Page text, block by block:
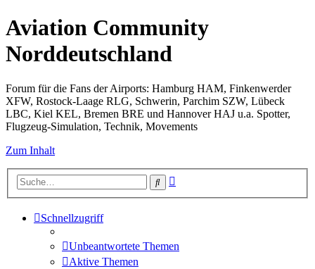
Aviation Community
Norddeutschland
Forum für die Fans der Airports: Hamburg HAM, Finkenwerder
XFW, Rostock-Laage RLG, Schwerin, Parchim SZW, Lübeck
LBC, Kiel KEL, Bremen BRE und Hannover HAJ u.a. Spotter,
Flugzeug-Simulation, Technik, Movements
Zum Inhalt
Suche
Schnellzugriff
Unbeantwortete Themen
Aktive Themen